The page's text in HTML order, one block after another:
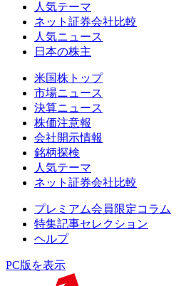
人気テーマ
ネット証券会社比較
人気ニュース
日本の株主
米国株トップ
市場ニュース
決算ニュース
株価注意報
会社開示情報
銘柄探検
人気テーマ
ネット証券会社比較
プレミアム会員限定コラム
特集記事セレクション
ヘルプ
PC版を表示